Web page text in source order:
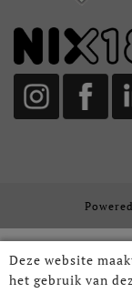
Deze website
het gebruik van